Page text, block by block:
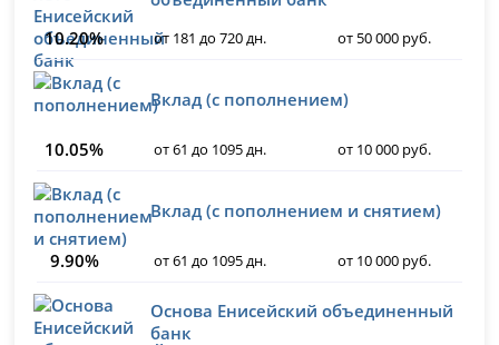
10.20%
от 181 до 720 дн. от 50 000 руб.
Вклад (с пополнением)
10.05% от 61 до 1095 дн. от 10 000 руб.
Вклад (с пополнением и снятием)
9.90% от 61 до 1095 дн. от 10 000 руб.
Основа Енисейский объединенный
банк